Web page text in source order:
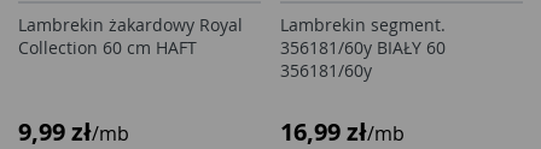
Lambrekin żakardowy Royal
Collection 60 cm HAFT
9,99 zł/mb
Lambrekin segment.
356181/60y BIAŁY 60
356181/60y
16,99 zł/mb